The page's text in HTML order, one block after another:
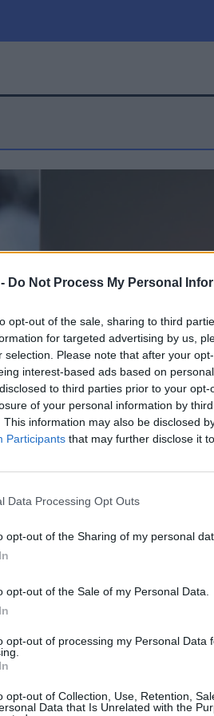
Do Not Process My Personal
opt-out of the sale, sharing to third
for targeted advertising by us,
selection. Please note that after your
interest-based ads based on
to third parties prior to your
of your personal information by
This information may also be disclosed
Participants that may further disclose it
Data Processing Opt Outs
opt-out of the Sharing of my personal
opt-out of the Sale of my Personal Data.
opt-out of processing my Personal Data
opt-out of Collection, Use, Retention,
Data that Is Unrelated with the
μήνα και δίνει
ώρες για
που έχασε το μωρό της
ζήσει. Πώς πέθανε το μωρό της